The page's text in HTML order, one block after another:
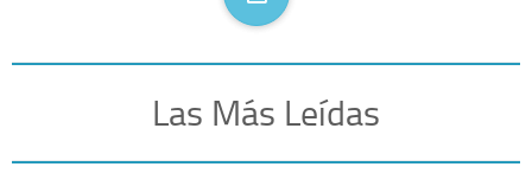
Las Más Leídas